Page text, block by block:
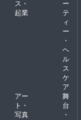
ス・
起業
ー
テ
ィ
ー
・
ヘ
ル
ス
ケ
ア
アー
ト・
写真
舞
台
・